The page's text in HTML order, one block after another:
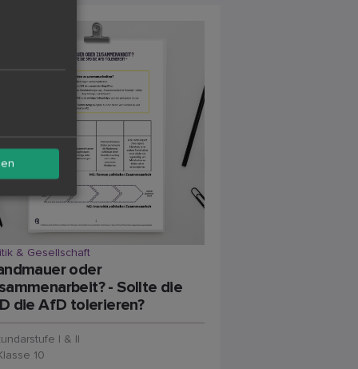
& Gesellschaft
oder
- Sollte die
die AfD tolerieren?
I & II
10